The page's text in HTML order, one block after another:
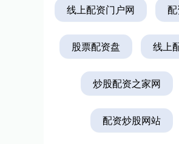
线上配资门户网
股票配资盘 线上
炒股配资之家网
配资炒股网站